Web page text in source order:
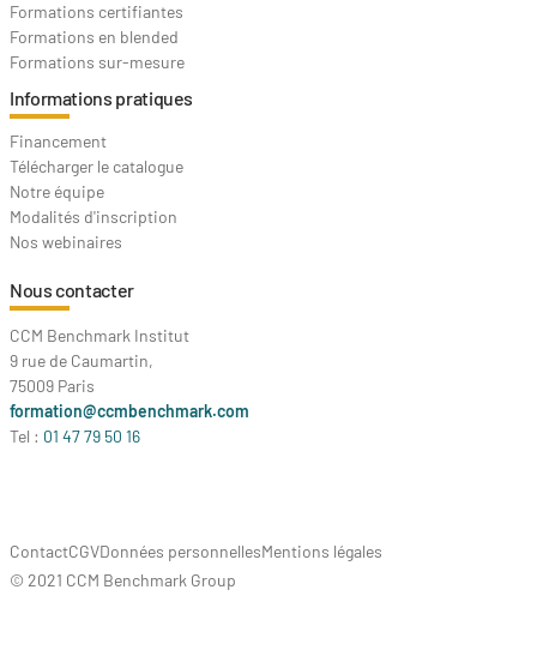
Formations certifiantes
Formations en blended
Formations sur-mesure
Informations pratiques
Financement
Télécharger le catalogue
Notre équipe
Modalités d'inscription
Nos webinaires
Nous contacter
CCM Benchmark Institut
9 rue de Caumartin,
75009 Paris
formation@ccmbenchmark.com
Tel : 01 47 79 50 16
ContactCGVDonnées personnellesMentions légales
© 2021 CCM Benchmark Group